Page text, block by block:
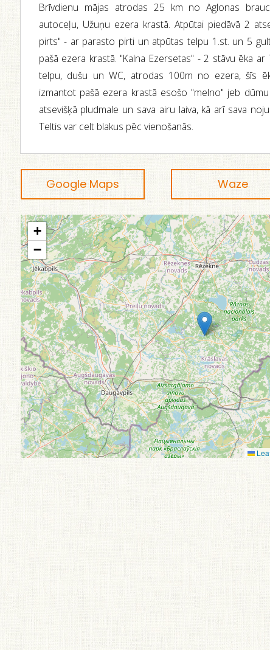
Brīvdienu mājas atrodas 25 km no Aglonas
autoceļu, Užuņu ezera krastā. Atpūtai piedāvā 2
pirts" - ar parasto pirti un atpūtas telpu 1.st. un 5
pašā ezera krastā. "Kalna Ezersetas" - 2 stāvu ēka
telpu, dušu un WC, atrodas 100m no ezera, šīs
izmantot pašā ezera krastā esošo "melno" jeb
atsevišķā pludmale un sava airu laiva, kā arī sava
Teltis var celt blakus pēc vienošanās.
Google Maps Waze
+
−